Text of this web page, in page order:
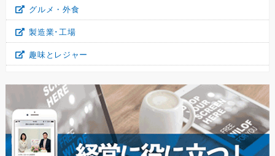
グルメ・外食
製造業･工場
趣味とレジャー